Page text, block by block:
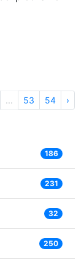
... 53 54 ›
186
231
32
250